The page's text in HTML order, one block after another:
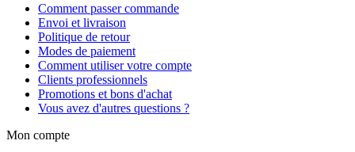
Comment passer commande
Envoi et livraison
Politique de retour
Modes de paiement
Comment utiliser votre compte
Clients professionnels
Promotions et bons d'achat
Vous avez d'autres questions ?
Mon compte